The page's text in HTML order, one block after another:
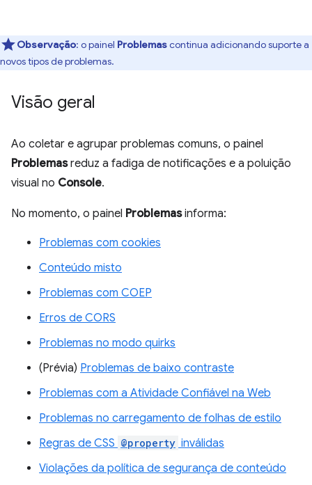
Observação: o painel Problemascontinua adicionando suporte a
novos tipos de problemas.
Visão geral
Ao coletar e agrupar problemas comuns, o painel
Problemasreduz a fadiga de notificações e a poluição
visual no Console.
No momento, o painel Problemasinforma:
Problemas com cookies
Conteúdo misto
Problemas com COEP
Erros de CORS
Problemas no modo quirks
(Prévia) Problemas de baixo contraste
Problemas com a Atividade Confiável na Web
Problemas no carregamento de folhas de estilo
Regras de CSS @property inválidas
Violações da política de segurança de conteúdo